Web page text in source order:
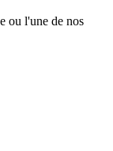
ou l'une de nos